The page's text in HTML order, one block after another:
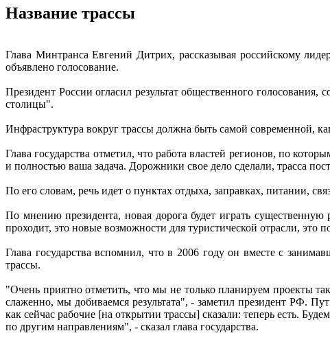
Название трассы
Глава Минтранса Евгений Дитрих, рассказывая российскому
объявлено голосование.
Президент России огласил результат общественного
столицы".
Инфраструктура вокруг трассы должна быть самой современной,
Глава государства отметил, что работа властей регионов, по
и полностью ваша задача. Дорожники свое дело сделали, трасса
По его словам, речь идет о пунктах отдыха, заправках, питании,
По мнению президента, новая дорога будет играть
проходит, это новые возможности для туристической отрасли,
Глава государства вспомнил, что в 2006 году он вместе с
трассы.
"Очень приятно отметить, что мы не только планируем проекты
слаженно, мы добиваемся результата", - заметил президент РФ.
как сейчас рабочие [на открытии трассы] сказали: теперь есть.
по другим направлениям", - сказал глава государства.